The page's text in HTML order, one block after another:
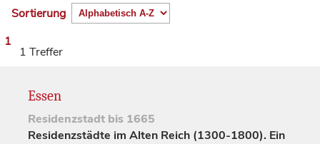
Sortierung
1
1 Treffer
Essen
Residenzstadt bis 1665
Residenzstädte im Alten Reich (1300-1800). Ein